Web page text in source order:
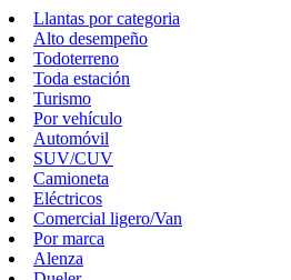
Llantas por categoria
Alto desempeño
Todoterreno
Toda estación
Turismo
Por vehículo
Automóvil
SUV/CUV
Camioneta
Eléctricos
Comercial ligero/Van
Por marca
Alenza